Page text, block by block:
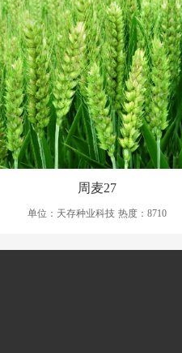
周麦27
单位：天存种业科技 热度：8710